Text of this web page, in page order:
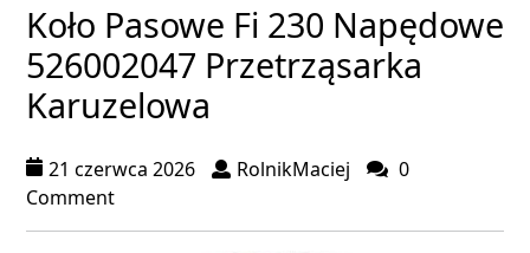
Koło Pasowe Fi 230 Napędowe
526002047 Przetrząsarka
Karuzelowa
21 czerwca 2026 RolnikMaciej
0
Comment